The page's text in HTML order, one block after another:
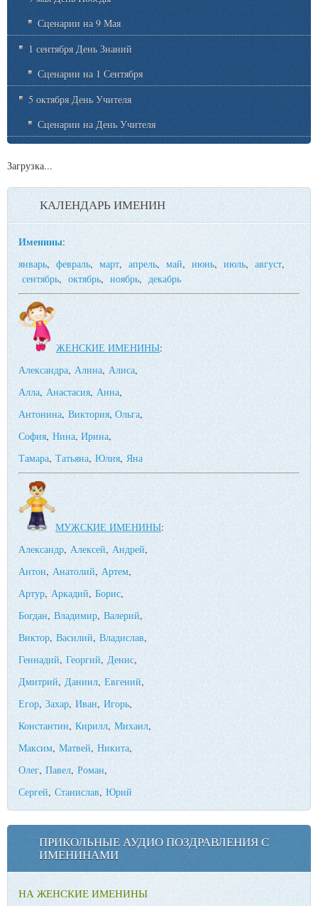
Сценарии на 9 Мая
1 сентября День Знаний
Сценарии на 1 Сентября
5 октября День Учителя
Сценарии на День Учителя
Загрузка...
КАЛЕНДАРЬ ИМЕНИН
Именины:
январь, февраль, март, апрель,май, июнь, июль,август,
сентябрь,октябрь, ноябрь,декабрь
ЖЕНСКИЕ ИМЕНИНЫ:
Александра,Алина,Алиса,
Алла,Анастасия,Анна,
Антонина,Виктория, Ольга,
София,Нина, Ирина,
Тамара,Татьяна,Юлия,Яна
МУЖСКИЕ ИМЕНИНЫ:
Александр, Алексей,Андрей,
Антон,Анатолий,Артем,
Артур,Аркадий,Борис,
Богдан, Владимир,Валерий,
Виктор,Василий, Владислав,
Геннадий,Георгий, Денис,
Дмитрий,Даниил,Евгений,
Егор,Захар, Иван,Игорь,
Константин,Кирилл, Михаил,
Максим, Матвей,Никита,
Олег, Павел, Роман,
Сергей, Станислав,Юрий
ПРИКОЛЬНЫЕ АУДИО ПОЗДРАВЛЕНИЯ С
ИМЕНИНАМИ
НА ЖЕНСКИЕ ИМЕНИНЫ